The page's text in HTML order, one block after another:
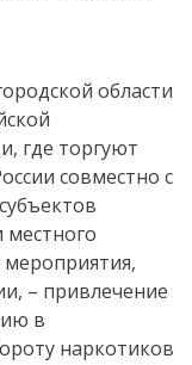
области
где торгуют
совместно с
– привлечение
в
наркотиков